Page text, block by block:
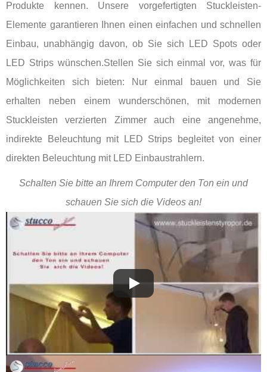
Produkte kennen. Unsere vorgefertigten Stuckleisten-
Elemente garantieren Ihnen einen einfachen und schnellen
Einbau, unabhängig davon, ob Sie sich LED Spots oder
LED Strips wünschen.Stellen Sie sich einmal vor, was für
Möglichkeiten sich bieten: Nur einmal bauen und Sie
erhalten neben einem wunderschönen, mit modernen
Stuckleisten verzierten Zimmer auch eine angenehme,
indirekte Beleuchtung mit LED Strips begleitet von einer
direkten Beleuchtung mit LED Einbaustrahlern.
Schalten Sie bitte an Ihrem Computer den Ton ein und
schauen Sie sich die Videos an!